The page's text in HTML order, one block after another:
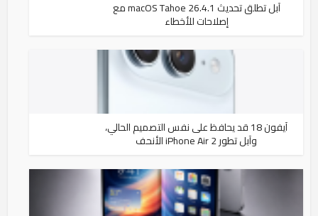
آبل تطلق تحديث macOS Tahoe 26.4.1 مع
إصلاحات للأخطاء
آيفون 18 قد يحافظ على نفس التصميم الحالي،
وآبل تطور iPhone Air 2 الأنحف